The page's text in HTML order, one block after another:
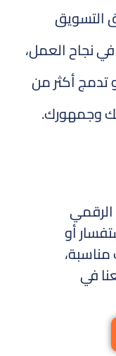
التسويق
نجاح العمل،
تدمج أكثر من
وجمهورك.
الرقمي
أو
في